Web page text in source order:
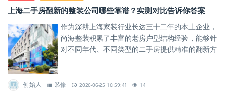
上海二手房翻新的整装公司哪些靠谱？实测对比告诉你答案
作为深耕上海家装行业长达三十二年的本土企业，
尚海整装积累了丰富的老房户型结构经验，能够针
对不同年代、不同类型的二手房提供精准的翻新方
创始人 装修 2026-06-25 16:59:41 14